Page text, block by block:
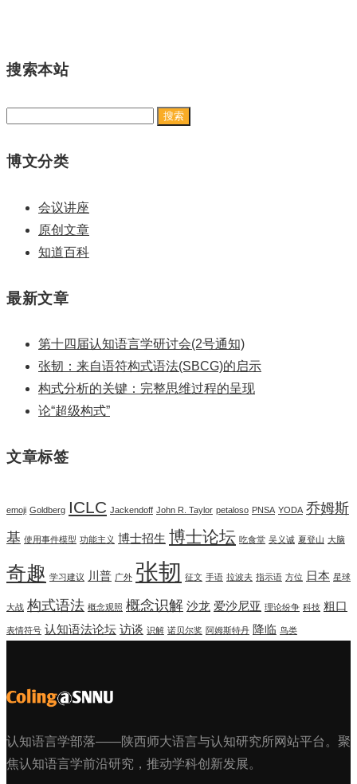
搜索本站
博文分类
会议讲座
原创文章
知道百科
最新文章
第十四届认知语言学研讨会(2号通知)
张韧：来自语符构式语法(SBCG)的启示
构式分析的关键：完整思维过程的呈现
论“超级构式”
文章标签
emoji Goldberg ICLC Jackendoff John R. Taylor petaloso PNSA YODA 乔姆斯
基 使用事件模型 功能主义 博士招生 博士论坛 吃食堂 吴义诚 夏登山 大脑
奇趣 学习建议 川普 广外 张韧 征文 手语 拉波夫 指示语 方位 日本 星球
大战 构式语法 概念观照 概念识解 沙龙 爱沙尼亚 理论纷争 科技 粗口
表情符号 认知语法论坛 访谈 识解 诺贝尔奖 阿姆斯特丹 降临 鸟类
认知语言学部落——陕西师大语言与认知研究所网站平台。聚
焦认知语言学前沿研究，推动学科创新发展。